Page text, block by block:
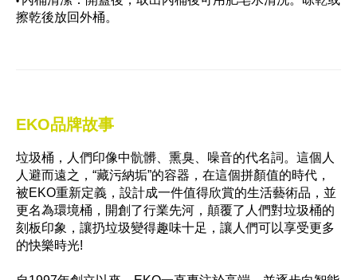
擦乾後放回外桶。
EKO品牌故事
垃圾桶，人們印像中骯髒、熏臭、噪音的代名詞。這個人
人避而遠之，“藏污納垢”的容器，在這個拼顏值的時代，
被EKO重新定義，設計成一件值得欣賞的生活藝術品，並
更名為環境桶，開創了行業先河，顛覆了人們對垃圾桶的
刻板印象，讓扔垃圾變得趣味十足，讓人們可以享受更多
的快樂時光!